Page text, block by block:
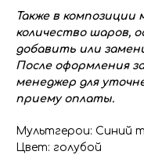
Также в
количество шаров,
добавить или
После оформления
менеджер для
приему оплаты.
Мультгерои: Синий
Цвет: голубой